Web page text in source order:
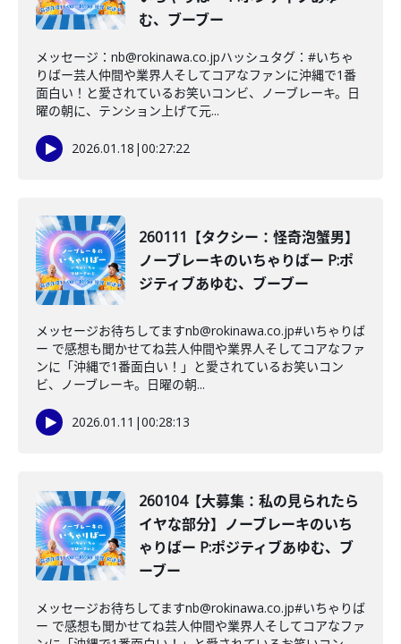
む、ブーブー
メッセージ：nb@rokinawa.co.jpハッシュタグ：#いちゃ
りばー芸人仲間や業界人そしてコアなファンに沖縄で1番
面白い！と愛されているお笑いコンビ、ノーブレーキ。日
曜の朝に、テンション上げて元...
2026.01.18 |00:27:22
260111【タクシー：怪奇泡蟹男】
ノーブレーキのいちゃりばー P:ポ
ジティブあゆむ、ブーブー
メッセージお待ちしてますnb@rokinawa.co.jp#いちゃりば
ー で感想も聞かせてね芸人仲間や業界人そしてコアなファ
ンに「沖縄で1番面白い！」と愛されているお笑いコン
ビ、ノーブレーキ。日曜の朝...
2026.01.11 |00:28:13
260104【大募集：私の見られたら
イヤな部分】ノーブレーキのいち
ゃりばー P:ポジティブあゆむ、ブ
ーブー
メッセージお待ちしてますnb@rokinawa.co.jp#いちゃりば
ー で感想も聞かせてね芸人仲間や業界人そしてコアなファ